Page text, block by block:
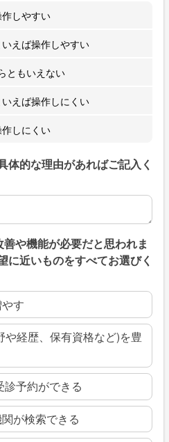
しやすい
えば操作しやすい
ともいえない
えば操作しにくい
しにくい
体的な理由があればご記入く
体的な理由があればご記入くだ
や機能が必要だと思われま
に近いものをすべてお選びく
す
や経歴、保有資格など)を豊
予約ができる
が検索できる